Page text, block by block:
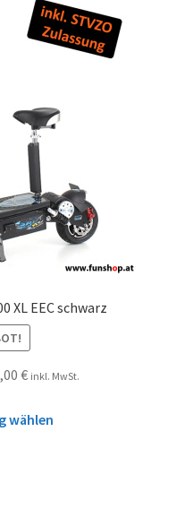
XL EEC schwarz
€ inkl. MwSt.
wählen